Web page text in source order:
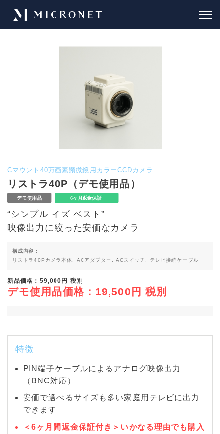
Cマウント40万画素顕微鏡用カラーCCDカメラ
リストラ40P（デモ使用品）
“シンプル イズ ベスト”
映像出力に絞った安価なカメラ
構成内容：
リストラ40Pカメラ本体, ACアダプター, ACスイッチ, テレビ接続ケーブル
新品価格：59,000円 税別
デモ使用品価格：19,500円 税別
特徴
PIN端子ケーブルによるアナログ映像出力
（BNC対応）
安価で選べるサイズも多い家庭用テレビに出力
できます
＜6ヶ月間返金保証付き＞いかなる理由でも購入